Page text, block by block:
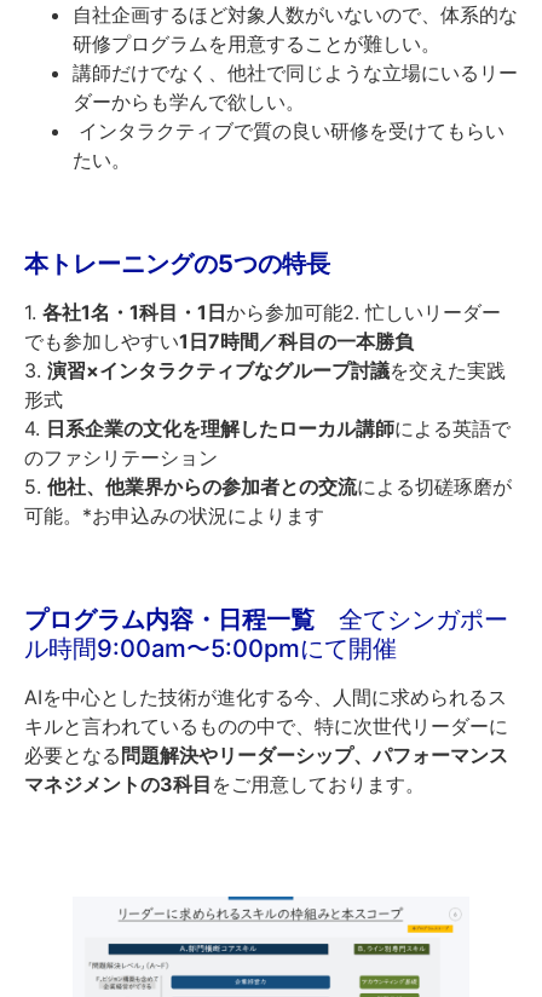
自社企画するほど対象人数がいないので、体系的な
研修プログラムを用意することが難しい。
講師だけでなく、他社で同じような立場にいるリー
ダーからも学んで欲しい。
インタラクティブで質の良い研修を受けてもらい
たい。
本トレーニングの5つの特長
1. 各社1名・1科目・1日から参加可能2. 忙しいリーダー
でも参加しやすい1日7時間／科目の一本勝負
3. 演習×インタラクティブなグループ討議を交えた実践
形式
4. 日系企業の文化を理解したローカル講師による英語で
のファシリテーション
5. 他社、他業界からの参加者との交流による切磋琢磨が
可能。*お申込みの状況によります
プログラム内容・日程一覧 全てシンガポー
ル時間9:00am〜5:00pmにて開催
AIを中心とした技術が進化する今、人間に求められるス
キルと言われているものの中で、特に次世代リーダーに
必要となる 問題解決やリーダーシップ、パフォーマンス
マネジメントの3科目 をご用意しております。